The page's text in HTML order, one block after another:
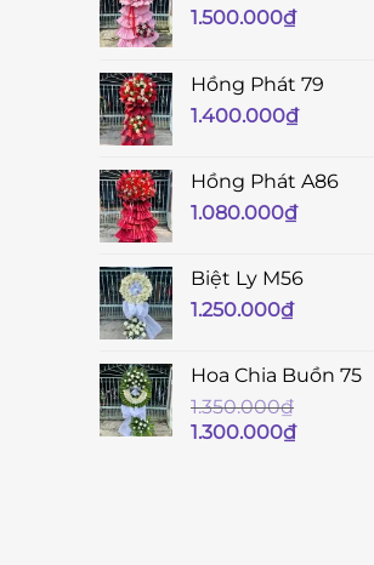
1.500.000₫
Hồng Phát 79
1.400.000₫
Hồng Phát A86
1.080.000₫
Biệt Ly M56
1.250.000₫
Hoa Chia Buồn 75
1.350.000₫
Giá
1.300.000₫Giá